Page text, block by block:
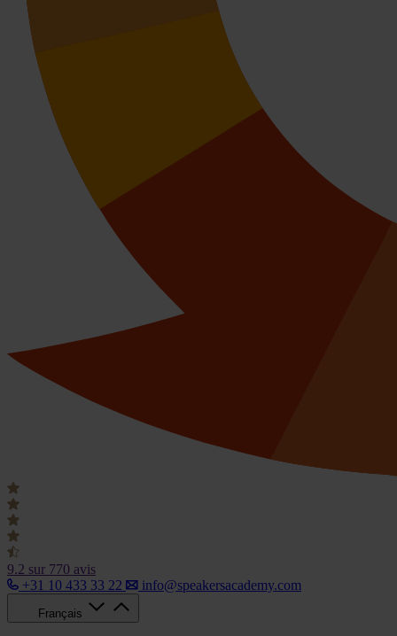
9.2 sur 770 avis
+31 10 433 33 22
info@speakersacademy.com
Français